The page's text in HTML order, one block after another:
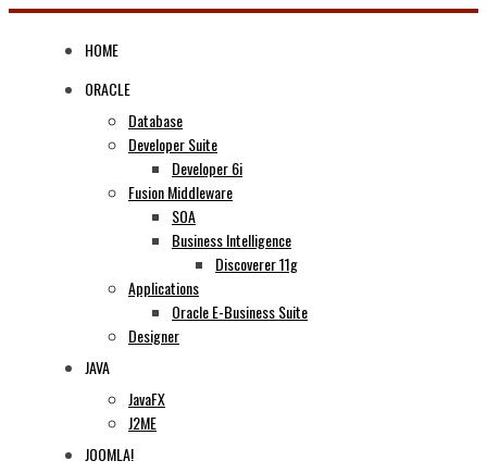
Skip
HOME
ORACLE
Database
Developer Suite
Developer 6i
Fusion Middleware
SOA
Business Intelligence
Discoverer 11g
Applications
Oracle E-Business Suite
Designer
JAVA
JavaFX
J2ME
JOOMLA!